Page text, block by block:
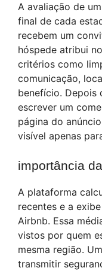
A avaliação de um
final de cada
recebem um
hóspede atribui
critérios como
comunicação,
benefício. Depois
escrever um
página do
visível apenas
importância
A plataforma
recentes e a
Airbnb. Essa
vistos por quem
mesma região.
transmitir